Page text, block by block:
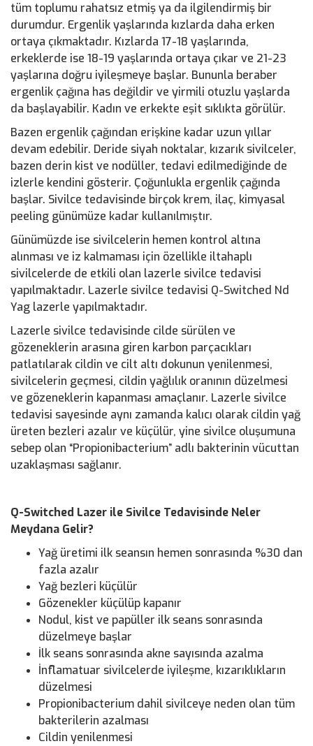
tüm toplumu rahatsız etmiş ya da ilgilendirmiş bir
durumdur. Ergenlik yaşlarında kızlarda daha erken
ortaya çıkmaktadır. Kızlarda 17-18 yaşlarında,
erkeklerde ise 18-19 yaşlarında ortaya çıkar ve 21-23
yaşlarına doğru iyileşmeye başlar. Bununla beraber
ergenlik çağına has değildir ve yirmili otuzlu yaşlarda
da başlayabilir. Kadın ve erkekte eşit sıklıkta görülür.
Bazen ergenlik çağından erişkine kadar uzun yıllar
devam edebilir. Deride siyah noktalar, kızarık sivilceler,
bazen derin kist ve nodüller, tedavi edilmediğinde de
izlerle kendini gösterir. Çoğunlukla ergenlik çağında
başlar. Sivilce tedavisinde birçok krem, ilaç, kimyasal
peeling günümüze kadar kullanılmıştır.
Günümüzde ise sivilcelerin hemen kontrol altına
alınması ve iz kalmaması için özellikle iltahaplı
sivilcelerde de etkili olan lazerle sivilce tedavisi
yapılmaktadır. Lazerle sivilce tedavisi Q-Switched Nd
Yag lazerle yapılmaktadır.
Lazerle sivilce tedavisinde cilde sürülen ve
gözeneklerin arasına giren karbon parçacıkları
patlatılarak cildin ve cilt altı dokunun yenilenmesi,
sivilcelerin geçmesi, cildin yağlılık oranının düzelmesi
ve gözeneklerin kapanması amaçlanır. Lazerle sivilce
tedavisi sayesinde aynı zamanda kalıcı olarak cildin yağ
üreten bezleri azalır ve küçülür, yine sivilce oluşumuna
sebep olan “Propionibacterium” adlı bakterinin vücuttan
uzaklaşması sağlanır.
Q-Switched Lazer ile Sivilce Tedavisinde Neler
Meydana Gelir?
Yağ üretimi ilk seansın hemen sonrasında %30 dan
fazla azalır
Yağ bezleri küçülür
Gözenekler küçülüp kapanır
Nodul, kist ve papüller ilk seans sonrasında
düzelmeye başlar
İlk seans sonrasında akne sayısında azalma
İnflamatuar sivilcelerde iyileşme, kızarıklıkların
düzelmesi
Propionibacterium dahil sivilceye neden olan tüm
bakterilerin azalması
Cildin yenilenmesi